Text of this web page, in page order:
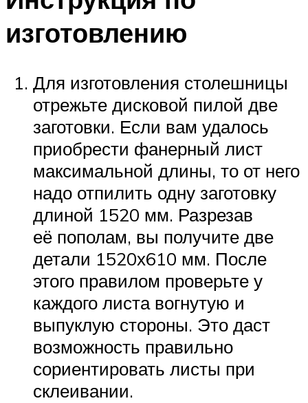
изготовлению
Для изготовления столешницы
отрежьте дисковой пилой две
заготовки. Если вам удалось
приобрести фанерный лист
максимальной длины, то от него
надо отпилить одну заготовку
длиной 1520 мм. Разрезав
её пополам, вы получите две
детали 1520х610 мм. После
этого правилом проверьте у
каждого листа вогнутую и
выпуклую стороны. Это даст
возможность правильно
сориентировать листы при
склеивании.